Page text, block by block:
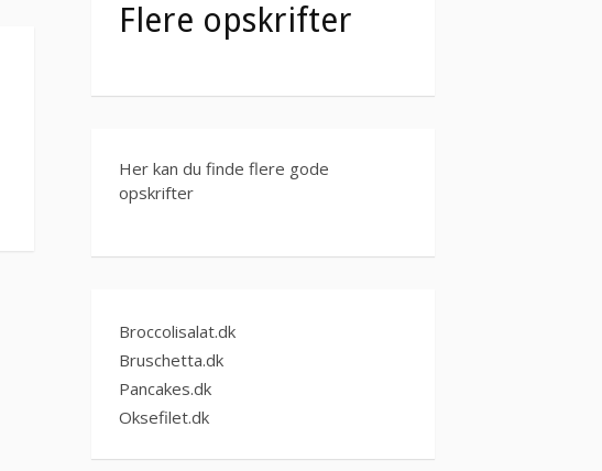
Flere opskrifter
Her kan du finde flere gode
opskrifter
Broccolisalat.dk
Bruschetta.dk
Pancakes.dk
Oksefilet.dk